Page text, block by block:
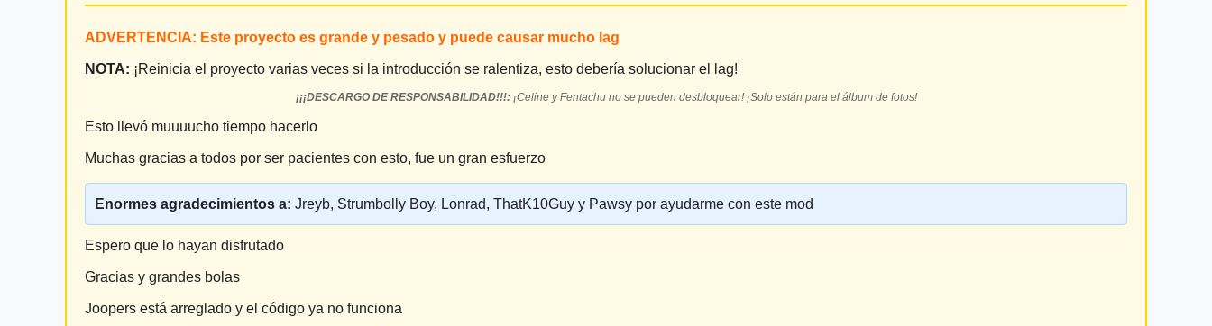
ADVERTENCIA: Este proyecto es grande y pesado y puede causar mucho lag
NOTA: ¡Reinicia el proyecto varias veces si la introducción se ralentiza, esto debería solucionar el lag!
¡¡¡DESCARGO DE RESPONSABILIDAD!!!:¡Celine y Fentachu no se pueden desbloquear! ¡Solo están para el álbum de fotos!
Esto llevó muuuucho tiempo hacerlo
Muchas gracias a todos por ser pacientes con esto, fue un gran esfuerzo
Enormes agradecimientos a: Jreyb, Strumbolly Boy, Lonrad, ThatK10Guy y Pawsy por ayudarme con este mod
Espero que lo hayan disfrutado
Gracias y grandes bolas
Joopers está arreglado y el código ya no funciona